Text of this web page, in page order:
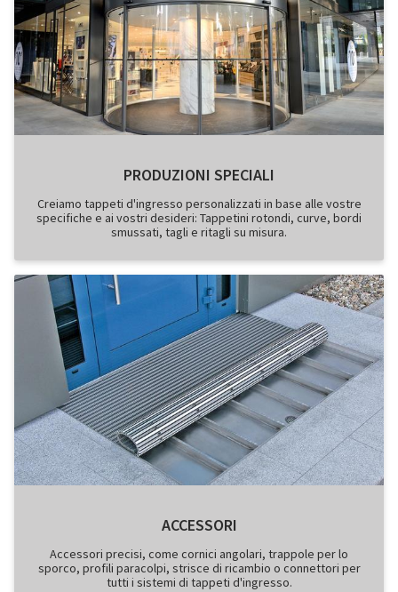
PRODUZIONI SPECIALI
Creiamo tappeti d'ingresso personalizzati in base alle vostre
specifiche e ai vostri desideri: Tappetini rotondi, curve, bordi
smussati, tagli e ritagli su misura.
ACCESSORI
Accessori precisi, come cornici angolari, trappole per lo
sporco, profili paracolpi, strisce di ricambio o connettori per
tutti i sistemi di tappeti d'ingresso.